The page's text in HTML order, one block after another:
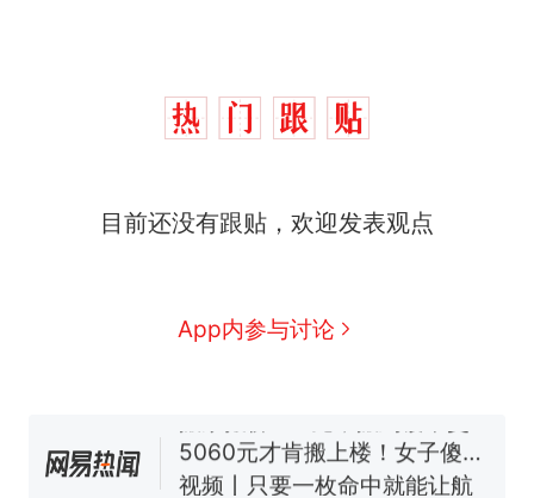
目前还没有跟贴，欢迎发表观点
App内参与讨论
新 全球唯一没有法定首都的国
家，刚改国名，总统就邀请中
了……
视频丨只要一枚命中就能让航
母瘫痪 轰-6J实力有多强？